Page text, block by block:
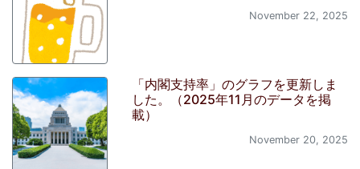
November 22, 2025
「内閣支持率」のグラフを更新しま
した。（2025年11月のデータを掲
載）
November 20, 2025